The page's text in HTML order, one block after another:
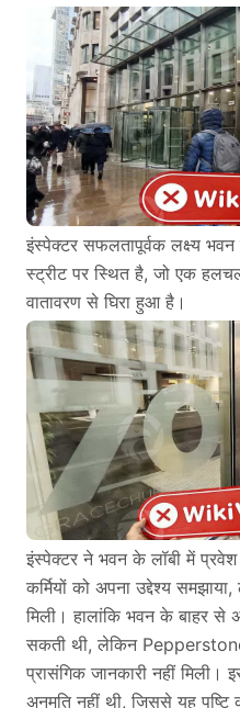
इंस्पेक्टर सफलतापूर्वक लक्ष्य
स्ट्रीट पर स्थित है, जो एक
वातावरण से घिरा हुआ है।
इंस्पेक्टर ने भवन के लॉबी में
कर्मियों को अपना उद्देश्य
मिली। हालांकि भवन के बाहर से
सकती थी, लेकिन
प्रासंगिक जानकारी नहीं मिली।
अनुमति नहीं थी, जिससे यह